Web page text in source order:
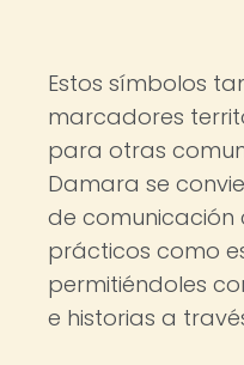
Estos símbolos
marcadores
para otras
Damara se
de
prácticos como
permitiéndoles
e historias a